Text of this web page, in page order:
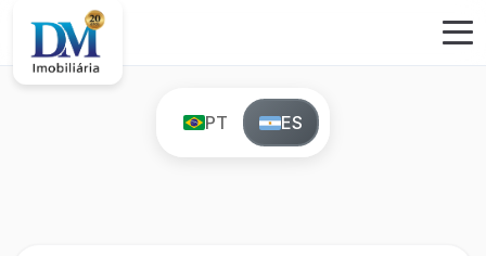
PT ES